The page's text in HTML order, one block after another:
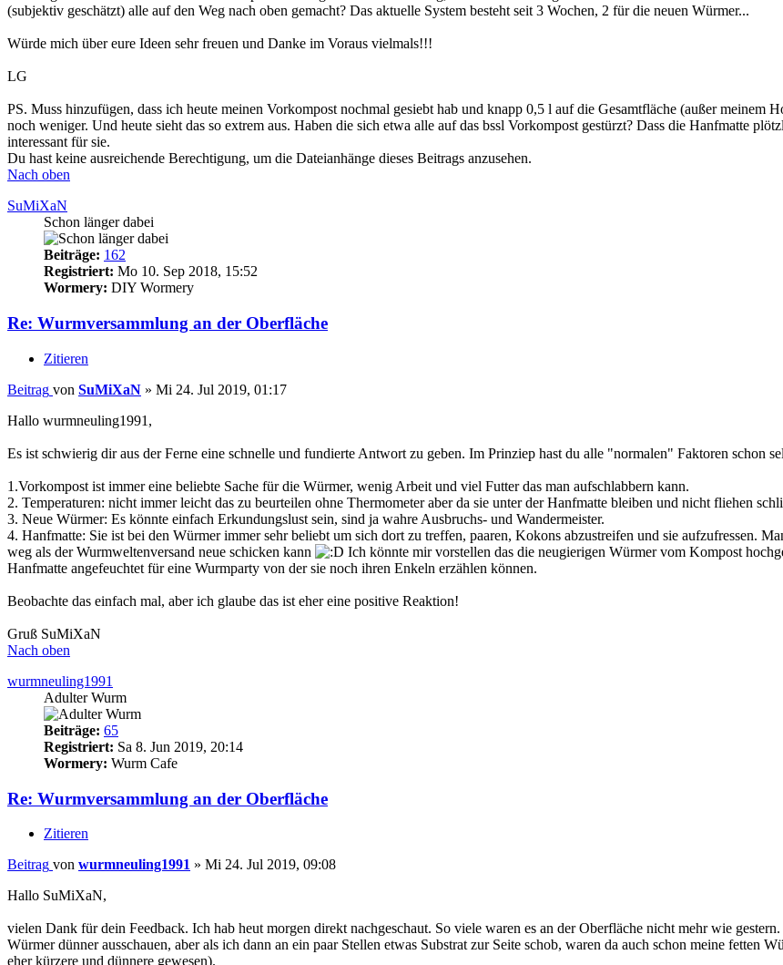
(subjektiv geschätzt) alle auf den Weg nach oben gemacht? Das aktuelle System besteht seit 3 Wochen, 2 für die neuen Würmer...
Würde mich über eure Ideen sehr freuen und Danke im Voraus vielmals!!!
LG
PS. Muss hinzufügen, dass ich heute meinen Vorkompost nochmal gesiebt hab und knapp 0,5 l auf die Gesamtfläche (außer
noch weniger. Und heute sieht das so extrem aus. Haben die sich etwa alle auf das bssl Vorkompost gestürzt? Dass die Hanfmatte
interessant für sie.
Du hast keine ausreichende Berechtigung, um die Dateianhänge dieses Beitrags anzusehen.
Nach oben
SuMiXaN
Schon länger dabei
Beiträge: 162
Registriert: Mo 10. Sep 2018, 15:52
Wormery: DIY Wormery
Re: Wurmversammlung an der Oberfläche
Zitieren
Beitrag von SuMiXaN » Mi 24. Jul 2019, 01:17
Hallo wurmneuling1991,
Es ist schwierig dir aus der Ferne eine schnelle und fundierte Antwort zu geben. Im Prinziep hast du alle "normalen" Faktoren schon
1.Vorkompost ist immer eine beliebte Sache für die Würmer, wenig Arbeit und viel Futter das man aufschlabbern kann.
2. Temperaturen: nicht immer leicht das zu beurteilen ohne Thermometer aber da sie unter der Hanfmatte bleiben und nicht fliehen
3. Neue Würmer: Es könnte einfach Erkundungslust sein, sind ja wahre Ausbruchs- und Wandermeister.
4. Hanfmatte: Sie ist bei den Würmer immer sehr beliebt um sich dort zu treffen, paaren, Kokons abzustreifen und sie aufzufressen.
weg als der Wurmweltenversand neue schicken kann
Ich könnte mir vorstellen das die neugierigen Würmer vom Kompost
Hanfmatte angefeuchtet für eine Wurmparty von der sie noch ihren Enkeln erzählen können.
Beobachte das einfach mal, aber ich glaube das ist eher eine positive Reaktion!
Gruß SuMiXaN
Nach oben
wurmneuling1991
Adulter Wurm
Beiträge: 65
Registriert: Sa 8. Jun 2019, 20:14
Wormery: Wurm Cafe
Re: Wurmversammlung an der Oberfläche
Zitieren
Beitrag von wurmneuling1991 » Mi 24. Jul 2019, 09:08
Hallo SuMiXaN,
vielen Dank für dein Feedback. Ich hab heut morgen direkt nachgeschaut. So viele waren es an der Oberfläche nicht mehr wie
Würmer dünner ausschauen, aber als ich dann an ein paar Stellen etwas Substrat zur Seite schob, waren da auch schon meine fetten
eher kürzere und dünnere gewesen).